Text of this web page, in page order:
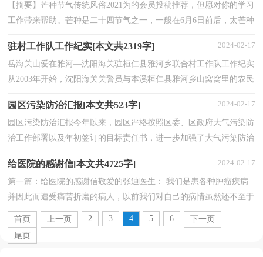
【摘要】芒种节气传统风俗2021为的会员投稿推荐，但愿对你的学习
工作带来帮助。芒种是二十四节气之一，一般在6月6日前后，太芒种
驻村工作队工作纪实[本文共2319字] 2024-02-17
岳海关山爱在雅河—沈阳海关驻桓仁县雅河乡联合村工作队工作纪实
从2003年开始，沈阳海关关警员与本溪桓仁县雅河乡山窝窝里的农民
园区污染防治汇报[本文共523字] 2024-02-17
园区污染防治汇报今年以来，园区严格按照区委、区政府大气污染防
治工作部署以及年初签订的目标责任书，进一步加强了大气污染防治
给医院的感谢信[本文共4725字] 2024-02-17
第一篇：给医院的感谢信敬爱的张迪医生： 我们是患各种肿瘤疾病
并因此而遭受痛苦折磨的病人，以前我们对自己的病情虽然还不至于
绝望，但是对于疾病的治疗都忧心憧憧。在不同的机遇...
首页
上一页 2 3 4 5 6
下一页
尾页